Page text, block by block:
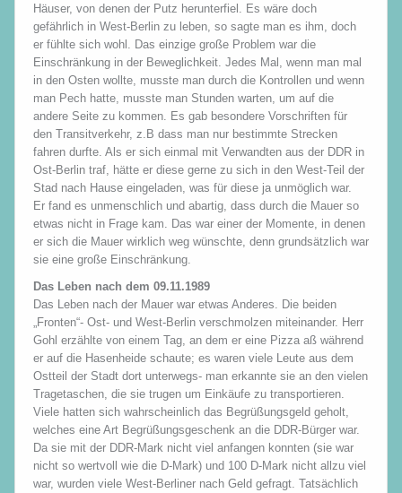
Häuser, von denen der Putz herunterfiel. Es wäre doch
gefährlich in West-Berlin zu leben, so sagte man es ihm, doch
er fühlte sich wohl. Das einzige große Problem war die
Einschränkung in der Beweglichkeit. Jedes Mal, wenn man mal
in den Osten wollte, musste man durch die Kontrollen und wenn
man Pech hatte, musste man Stunden warten, um auf die
andere Seite zu kommen. Es gab besondere Vorschriften für
den Transitverkehr, z.B dass man nur bestimmte Strecken
fahren durfte. Als er sich einmal mit Verwandten aus der DDR in
Ost-Berlin traf, hätte er diese gerne zu sich in den West-Teil der
Stad nach Hause eingeladen, was für diese ja unmöglich war.
Er fand es unmenschlich und abartig, dass durch die Mauer so
etwas nicht in Frage kam. Das war einer der Momente, in denen
er sich die Mauer wirklich weg wünschte, denn grundsätzlich war
sie eine große Einschränkung.
Das Leben nach dem 09.11.1989
Das Leben nach der Mauer war etwas Anderes. Die beiden
„Fronten“- Ost- und West-Berlin verschmolzen miteinander. Herr
Gohl erzählte von einem Tag, an dem er eine Pizza aß während
er auf die Hasenheide schaute; es waren viele Leute aus dem
Ostteil der Stadt dort unterwegs- man erkannte sie an den vielen
Tragetaschen, die sie trugen um Einkäufe zu transportieren.
Viele hatten sich wahrscheinlich das Begrüßungsgeld geholt,
welches eine Art Begrüßungsgeschenk an die DDR-Bürger war.
Da sie mit der DDR-Mark nicht viel anfangen konnten (sie war
nicht so wertvoll wie die D-Mark) und 100 D-Mark nicht allzu viel
war, wurden viele West-Berliner nach Geld gefragt. Tatsächlich